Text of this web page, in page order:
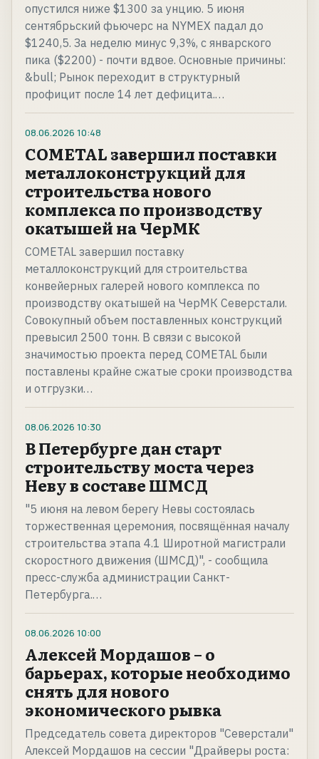
опустился ниже $1300 за унцию. 5 июня
сентябрьский фьючерс на NYMEX падал до
$1240,5. За неделю минус 9,3%, с январского
пика ($2200) - почти вдвое. Основные причины:
&bull; Рынок переходит в структурный
профицит после 14 лет дефицита.…
08.06.2026 10:48
COMETAL завершил поставки
металлоконструкций для
строительства нового
комплекса по производству
окатышей на ЧерМК
COMETAL завершил поставку
металлоконструкций для строительства
конвейерных галерей нового комплекса по
производству окатышей на ЧерМК Северстали.
Совокупный объем поставленных конструкций
превысил 2500 тонн. В связи с высокой
значимостью проекта перед COMETAL были
поставлены крайне сжатые сроки производства
и отгрузки…
08.06.2026 10:30
В Петербурге дан старт
строительству моста через
Неву в составе ШМСД
"5 июня на левом берегу Невы состоялась
торжественная церемония, посвящённая началу
строительства этапа 4.1 Широтной магистрали
скоростного движения (ШМСД)", - сообщила
пресс-служба администрации Санкт-
Петербурга.…
08.06.2026 10:00
Алексей Мордашов – о
барьерах, которые необходимо
снять для нового
экономического рывка
Председатель совета директоров "Северстали"
Алексей Мордашов на сессии "Драйверы роста: